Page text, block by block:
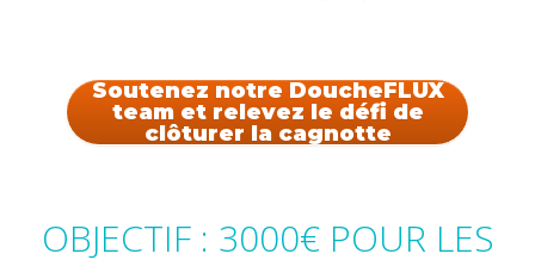
Soutenez notre DoucheFLUX
team et relevez le défi de
clôturer la cagnotte
OBJECTIF : 3000€ POUR LES